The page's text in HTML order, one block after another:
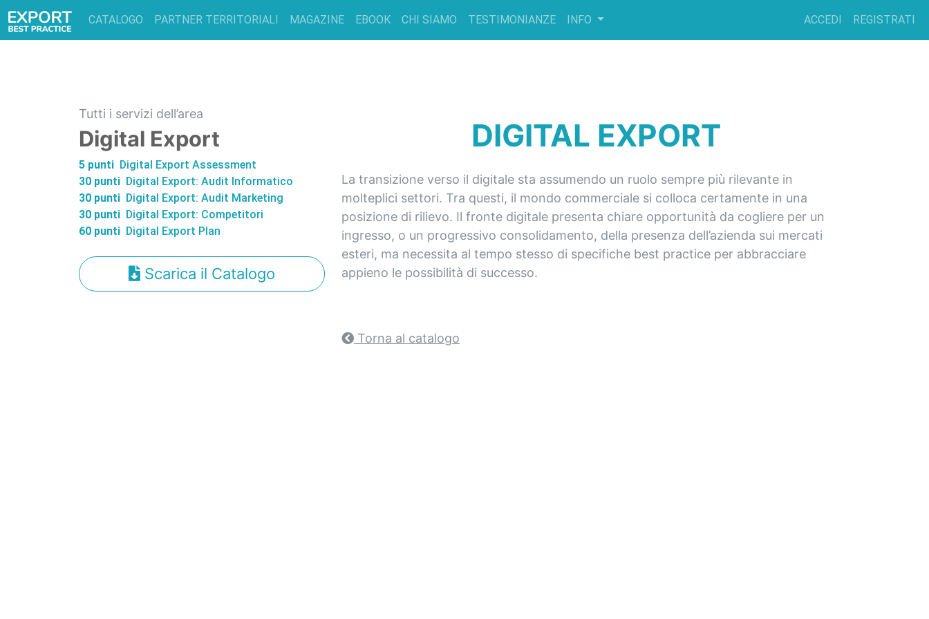
CATALOGO PARTNER TERRITORIALI MAGAZINE EBOOK CHI SIAMO TESTIMONIANZE INFO ACCEDI REGISTRATI
Tutti i servizi dell’area
Digital Export
5 punti Digital Export Assessment
30 punti Digital Export: Audit Informatico
30 punti Digital Export: Audit Marketing
30 punti Digital Export: Competitori
60 punti Digital Export Plan
Scarica il Catalogo
DIGITAL EXPORT
La transizione verso il digitale sta assumendo un ruolo sempre più rilevante in
molteplici settori. Tra questi, il mondo commerciale si colloca certamente in una
posizione di rilievo. Il fronte digitale presenta chiare opportunità da cogliere per un
ingresso, o un progressivo consolidamento, della presenza dell’azienda sui mercati
esteri, ma necessita al tempo stesso di specifiche best practice per abbracciare
appieno le possibilità di successo.
Torna al catalogo